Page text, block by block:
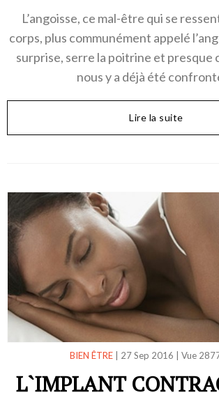
L’angoisse, ce mal-être qui se
corps, plus communément appelé
surprise, serre la poitrine et presque
nous y a déjà été
Lire la suite
BIEN ÊTRE| 27 Sep 2016 Vue
L`IMPLANT